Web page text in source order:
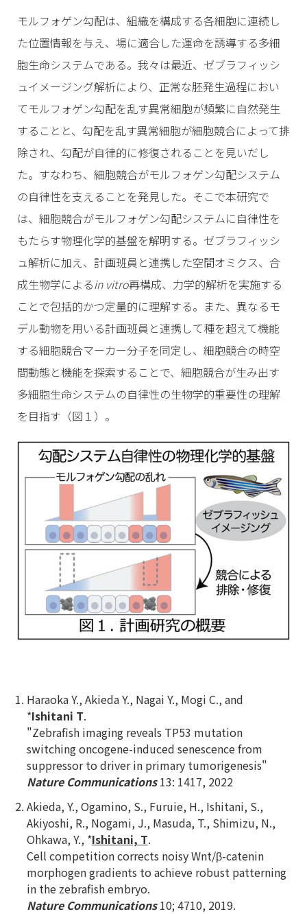
モルフォゲン勾配は、組織を構成する各細胞に連続し
た位置情報を与え、場に適合した運命を誘導する多細
胞生命システムである。我々は最近、ゼブラフィッシ
ュイメージング解析により、正常な胚発生過程におい
てモルフォゲン勾配を乱す異常細胞が頻繁に自然発生
することと、勾配を乱す異常細胞が細胞競合によって排
除され、勾配が自律的に修復されることを見いだし
た。すなわち、細胞競合がモルフォゲン勾配システム
の自律性を支えることを発見した。そこで本研究で
は、細胞競合がモルフォゲン勾配システムに自律性を
もたらす物理化学的基盤を解明する。ゼブラフィッシ
ュ解析に加え、計画班員と連携した空間オミクス、合
成生物学によるin vitro再構成、力学的解析を実施する
ことで包括的かつ定量的に理解する。また、異なるモ
デル動物を用いる計画班員と連携して種を超えて機能
する細胞競合マーカー分子を同定し、細胞競合の時空
間動態と機能を探索することで、細胞競合が生み出す
多細胞生命システムの自律性の生物学的重要性の理解
を目指す（図１）。
Haraoka Y., Akieda Y., Nagai Y., Mogi C., and
*Ishitani T.
"Zebrafish imaging reveals TP53 mutation
switching oncogene-induced senescence from
suppressor to driver in primary tumorigenesis"
Nature Communications13: 1417, 2022
Akieda, Y., Ogamino, S., Furuie, H., Ishitani, S.,
Akiyoshi, R., Nogami, J., Masuda, T., Shimizu, N.,
Ohkawa, Y., *Ishitani, T.
Cell competition corrects noisy Wnt/β-catenin
morphogen gradients to achieve robust patterning
in the zebrafish embryo.
Nature Communications10; 4710, 2019.